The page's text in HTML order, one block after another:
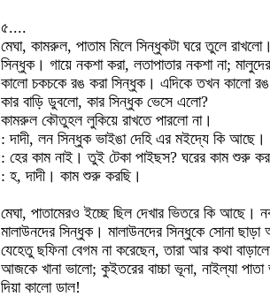
৫....
মেঘা, কামরুল, পাতাম মিলে সিন্ধুকটা ঘরে তুলে
সিন্ধুক। গায়ে নকশা করা, লতাপাতার নকশা না;
কালো চকচকে রঙ করা সিন্ধুক। এদিকে তখন কালো
কার বাড়ি ডুবলো, কার সিন্ধুক ভেসে এলো?
কামরুল কৌতুহল লুকিয়ে রাখতে পারলো না।
: দাদী, লন সিন্ধুক ভাইঙা দেহি এর মইদ্যে কি আছে।
: হের কাম নাই। তুই টেকা পাইছস? ঘরের কাম শুরু
: হ, দাদী। কাম শুরু করছি।
মেঘা, পাতামেরও ইচ্ছে ছিল দেখার ভিতরে কি আছে।
মালাউনদের সিন্ধুক। মালাউনদের সিন্ধুকে সোনা
যেহেতু ছফিনা বেগম না করেছেন, তারা আর কথা
আজকে খানা ভালো; কুইতরের বাচ্চা ভূনা, নাইল্যা
দিয়া কালো ডাল!